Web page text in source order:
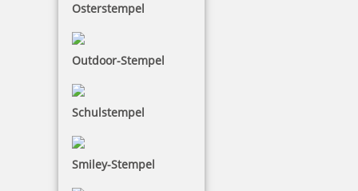
Osterstempel
Outdoor-Stempel
Schulstempel
Smiley-Stempel